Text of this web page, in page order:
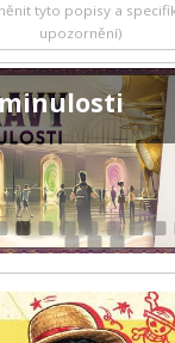
tyto popisy a
upozornění)